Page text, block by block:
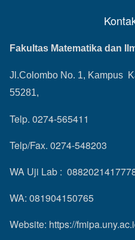
Fakultas Matematika dan
Jl.Colombo No. 1, Kampus
55281,
Telp. 0274-565411
Telp/Fax. 0274-548203
WA Uji Lab :
WA: 081904150765
Website: https://